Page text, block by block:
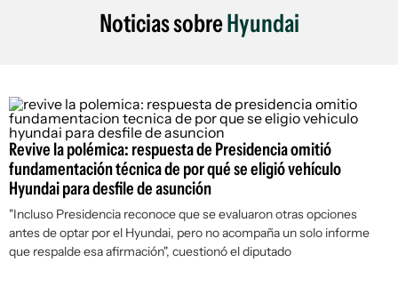
Noticias sobreHyundai
Revive la polémica: respuesta de Presidencia omitió
fundamentación técnica de por qué se eligió vehículo
Hyundai para desfile de asunción
"Incluso Presidencia reconoce que se evaluaron otras opciones
antes de optar por el Hyundai, pero no acompaña un solo informe
que respalde esa afirmación", cuestionó el diputado